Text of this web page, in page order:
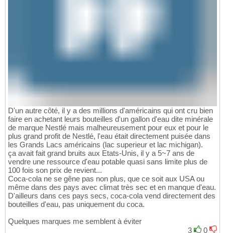
D'un autre côté, il y a des millions d'américains qui ont cru bien
faire en achetant leurs bouteilles d'un gallon d'eau dite minérale
de marque Nestlé mais malheureusement pour eux et pour le
plus grand profit de Nestlé, l'eau était directement puisée dans
les Grands Lacs américains (lac superieur et lac michigan).
ça avait fait grand bruits aux Etats-Unis, il y a 5~7 ans de
vendre une ressource d'eau potable quasi sans limite plus de
100 fois son prix de revient...
Coca-cola ne se gêne pas non plus, que ce soit aux USA ou
même dans des pays avec climat très sec et en manque d'eau.
D'ailleurs dans ces pays secs, coca-cola vend directement des
bouteilles d'eau, pas uniquement du coca.
Quelques marques me semblent à éviter
3
0